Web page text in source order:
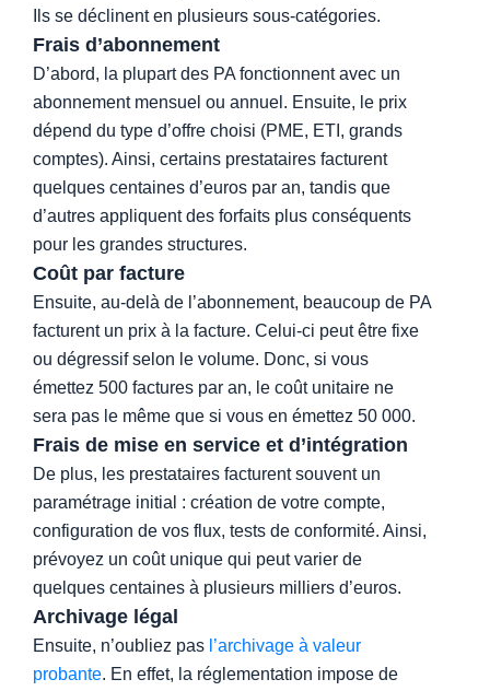
Ils se déclinent en plusieurs sous-catégories.
Frais d’abonnement
D’abord, la plupart des PA fonctionnent avec un
abonnement mensuel ou annuel. Ensuite, le prix
dépend du type d’offre choisi (PME, ETI, grands
comptes). Ainsi, certains prestataires facturent
quelques centaines d’euros par an, tandis que
d’autres appliquent des forfaits plus conséquents
pour les grandes structures.
Coût par facture
Ensuite, au-delà de l’abonnement, beaucoup de PA
facturent un prix à la facture. Celui-ci peut être fixe
ou dégressif selon le volume. Donc, si vous
émettez 500 factures par an, le coût unitaire ne
sera pas le même que si vous en émettez 50 000.
Frais de mise en service et d’intégration
De plus, les prestataires facturent souvent un
paramétrage initial : création de votre compte,
configuration de vos flux, tests de conformité. Ainsi,
prévoyez un coût unique qui peut varier de
quelques centaines à plusieurs milliers d’euros.
Archivage légal
Ensuite, n’oubliez pas l’archivage à valeur
probante. En effet, la réglementation impose de